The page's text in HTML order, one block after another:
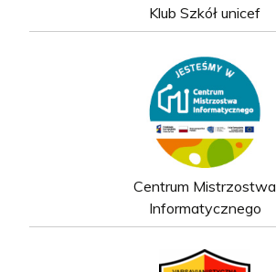
Klub Szkół unicef
Centrum Mistrzostwa
Informatycznego